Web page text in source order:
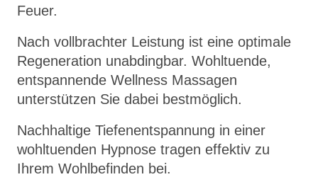
Feuer.
Nach vollbrachter Leistung ist eine optimale
Regeneration unabdingbar. Wohltuende,
entspannende Wellness Massagen
unterstützen Sie dabei bestmöglich.
Nachhaltige Tiefenentspannung in einer
wohltuenden Hypnose tragen effektiv zu
Ihrem Wohlbefinden bei.